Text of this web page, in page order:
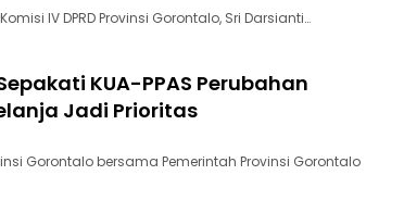
IV DPRD Provinsi Gorontalo, Sri Darsianti…
KUA-PPAS Perubahan
Jadi Prioritas
Gorontalo bersama Pemerintah Provinsi Gorontalo